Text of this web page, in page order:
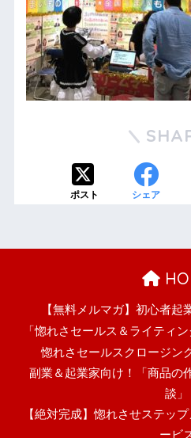
ポスト シェア
【無料メルマガ】初心者起
「惚れさセールス＆ライティ
惚れさセールスクロージン
副業＆起業家向け！「商品の
談」
【絶対完成】惚れさせステッ
ービ